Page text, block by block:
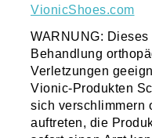
VionicShoes.com
WARNUNG:
Behandlung
Verletzungen
Vionic-Produkten
sich verschlimmern
auftreten, die